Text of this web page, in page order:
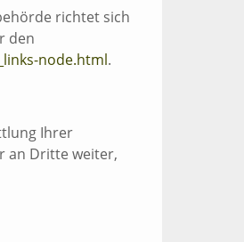
richtet sich
den
node.html.
Ihrer
an Dritte weiter,